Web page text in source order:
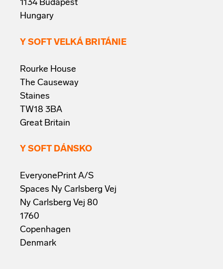
1134 Budapest
Hungary
Y SOFT VELKÁ BRITÁNIE
Rourke House
The Causeway
Staines
TW18 3BA
Great Britain
Y SOFT DÁNSKO
EveryonePrint A/S
Spaces Ny Carlsberg Vej
Ny Carlsberg Vej 80
1760
Copenhagen
Denmark